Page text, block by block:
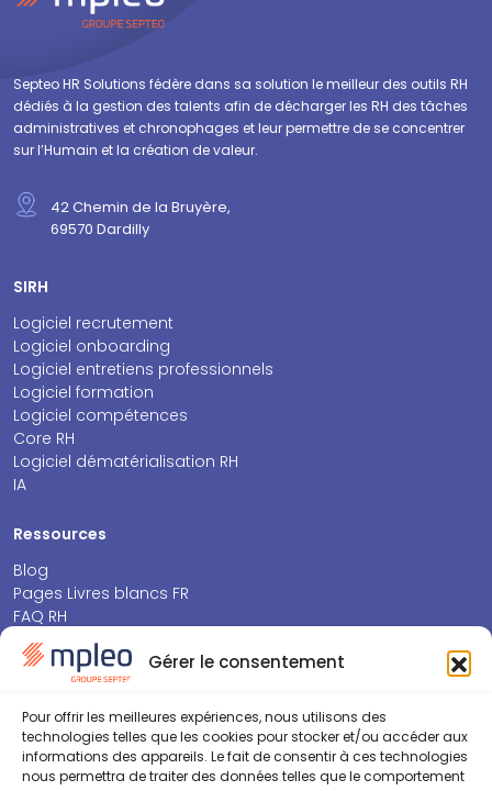
Gérer le consentement
Pour offrir les meilleures expériences, nous utilisons des
technologies telles que les cookies pour stocker et/ou accéder aux
informations des appareils. Le fait de consentir à ces technologies
nous permettra de traiter des données telles que le comportement
Septeo HR Solutions fédère dans sa solution le meilleur des outils RH
dédiés à la gestion des talents afin de décharger les RH des tâches
administratives et chronophages et leur permettre de se concentrer
sur l’Humain et la création de valeur.
42 Chemin de la Bruyère,
69570 Dardilly
SIRH
Logiciel recrutement
Logiciel onboarding
Logiciel entretiens professionnels
Logiciel formation
Logiciel compétences
Core RH
Logiciel dématérialisation RH
IA
Ressources
Blog
Pages Livres blancs FR
FAQ RH
Espace presse
Septeo Future Insights HR
À propos
Pourquoi mpleo ?
Partenariats